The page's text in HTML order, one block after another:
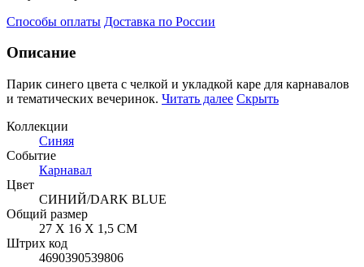
Способы оплаты Доставка по России
Описание
Парик синего цвета с челкой и укладкой каре для карнавалов
и тематических вечеринок. Читать далее Скрыть
Коллекции
Синяя
Событие
Карнавал
Цвет
СИНИЙ/DARK BLUE
Общий размер
27 Х 16 Х 1,5 СМ
Штрих код
4690390539806